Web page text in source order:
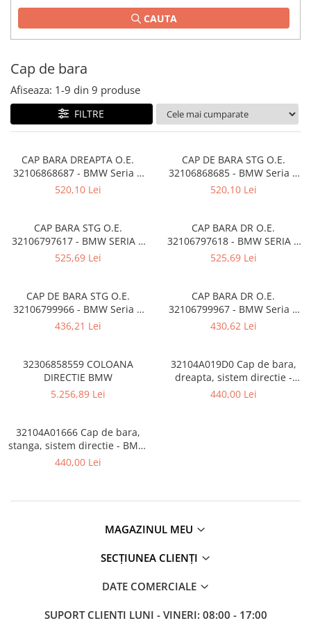
Capac fata motor
Capitonaj
Capota
Capota spate
Carenaj roata
Elemente caroserie
Inchidere aripa
Overfender aripa
Panou acoperire trigger
Praguri
Rama radiator
Spălător far
Suport aripa
Suport radiator
Traversa
Turbocompresor
CAUTA
Cap de bara
Afiseaza: 1-9 din 9 produse
FILTRE
CAP BARA DREAPTA O.E.
32106868687 - BMW Seria 5
G30 G31 F90 M5, Seria 6 G32,
520,10 Lei
CAP DE BARA STG O.E.
32106868685 - BMW Seria 5
G30 G31 F90 M5, Seria 6 G32,
520,10 Lei
CAP BARA STG O.E.
32106797617 - BMW SERIA 1
F20 F21 , SERIA 2 F22 F23 ,
525,69 Lei
CAP BARA DR O.E.
32106797618 - BMW SERIA 1
F20 F21 , SERIA 2 F22 F23 ,
525,69 Lei
CAP DE BARA STG O.E.
32106799966 - BMW Seria 1
F20 F21, Seria 2 F22 F23
F36 F82M4 F83M4
436,21 Lei
CAP BARA DR O.E.
32106799967 - BMW Seria 1
F20 F21, Seria 2 F22 F23
F36 F82M4 F83M4
430,62 Lei
32306858559 COLOANA
DIRECTIE BMW
5.256,89 Lei
32104A019D0 Cap de bara,
dreapta, sistem directie -
BMW Seria 3 G20 G21, iX3
440,00 Lei
32104A01666 Cap de bara,
stanga, sistem directie - BMW
Seria 3 G20 G21, iX3 G08, X3
440,00 Lei
MAGAZINUL MEU
SECȚIUNEA CLIENȚI
DATE COMERCIALE
SUPORT CLIENTI LUNI - VINERI: 08:00 - 17:00